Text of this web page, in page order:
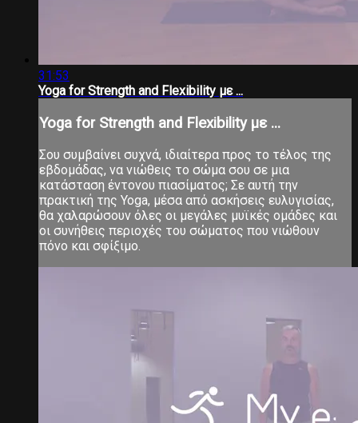
31:53
Yoga for Strength and Flexibility με ...
Yoga for Strength and Flexibility με ...
Σου συμβαίνει συχνά, ιδιαίτερα προς το τέλος της
εβδομάδας, να νιώθεις το σώμα σου σε μια
κατάσταση έντονου πιασίματος; Σε αυτή την
πρακτική της Yoga, μέσα από ασκήσεις ευλυγισίας,
θα χαλαρώσουν όλες οι μεγάλες μυϊκές ομάδες και
οι συνήθεις περιοχές του σώματος που νιώθουν
πόνο και σφίξιμο.